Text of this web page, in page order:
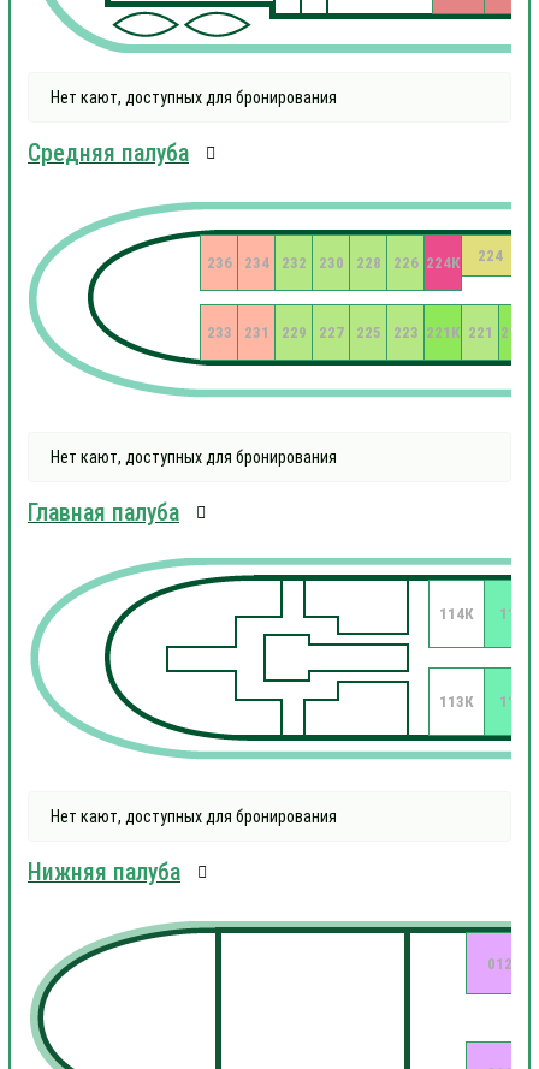
Нет кают, доступных для бронирования
Средняя палуба
219К
221
221К
223
224
224К
225
226
227
228
229
230
231
232
233
234
236
Нет кают, доступных для бронирования
Главная палуба
111
112
113К
114К
Нет кают, доступных для бронирования
Нижняя палуба
012